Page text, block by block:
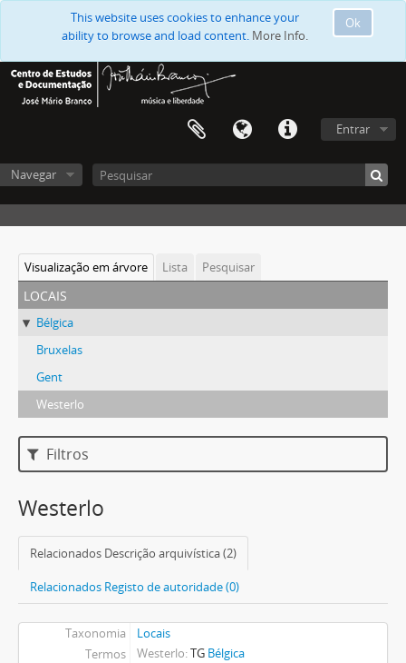
Ok
This website uses cookies to enhance your
ability to browse and load content. More Info.
Entrar
Navegar
Visualização em árvore Lista Pesquisar
locais
Bélgica
Bruxelas
Gent
Westerlo
Filtros
Westerlo
Relacionados Descrição arquivística (2)
Relacionados Registo de autoridade (0)
Taxonomia
Locais
Termos
Westerlo TG Bélgica